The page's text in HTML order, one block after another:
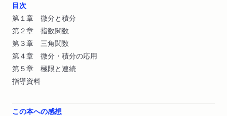
目次
第１章 微分と積分
第２章 指数関数
第３章 三角関数
第４章 微分・積分の応用
第５章 極限と連続
指導資料
この本への感想